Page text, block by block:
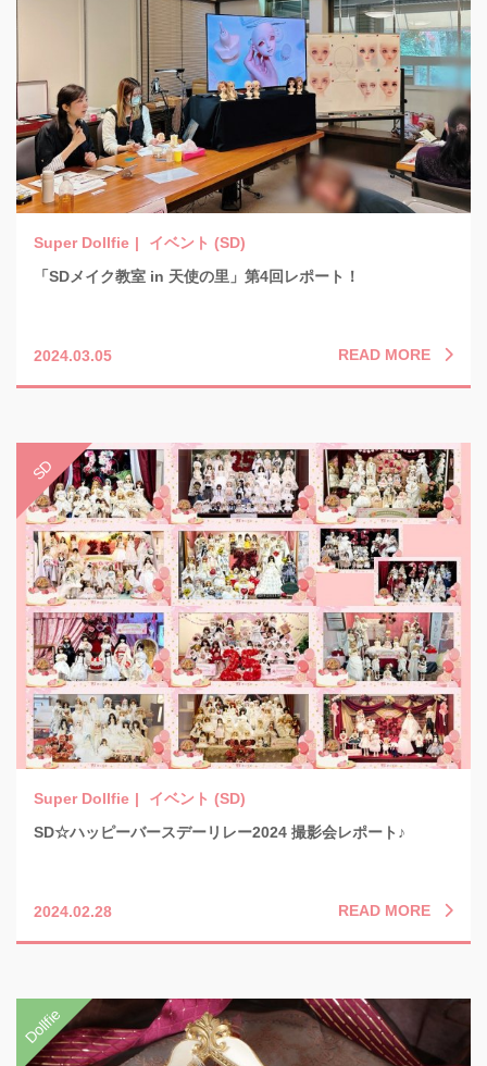
イベント (SD)
「SDメイク教室 in 天使の里」第4回レポート！
2024.03.05 READ MORE
イベント (SD)
SD☆ハッピーバースデーリレー2024 撮影会レポート♪
2024.02.28 READ MORE